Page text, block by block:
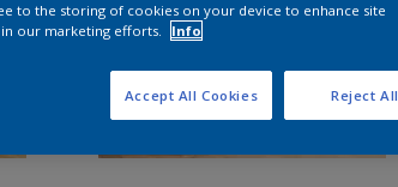
to the storing of cookies on your device to enhance site
in our marketing efforts.
Info
Reject All
Accept All Cookies